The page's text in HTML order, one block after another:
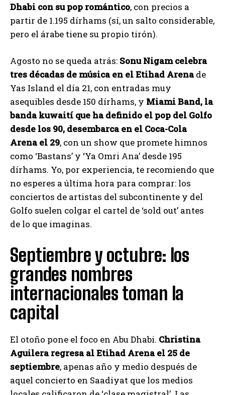
Dhabi con su pop romántico, con precios a
partir de 1.195 dírhams (sí, un salto considerable,
pero el árabe tiene su propio tirón).
Agosto no se queda atrás: Sonu Nigam celebra
tres décadas de música en el Etihad Arenade
Yas Island el día 21, con entradas muy
asequibles desde 150 dírhams, y Miami Band, la
banda kuwaití que ha definido el pop del Golfo
desde los 90, desembarca en el Coca-Cola
Arena el 29, con un show que promete himnos
como ‘Bastans’ y ‘Ya Omri Ana’ desde 195
dírhams. Yo, por experiencia, te recomiendo que
no esperes a última hora para comprar: los
conciertos de artistas del subcontinente y del
Golfo suelen colgar el cartel de ‘sold out’ antes
de lo que imaginas.
Septiembre y octubre: los
grandes nombres
internacionales toman la
capital
El otoño pone el foco en Abu Dhabi. Christina
Aguilera regresa al Etihad Arena el 25 de
septiembre, apenas año y medio después de
aquel concierto en Saadiyat que los medios